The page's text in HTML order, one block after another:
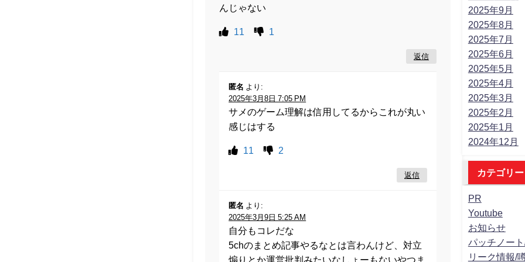
んじゃない
11 1
返信
匿名 より:
2025年3月8日 7:05 PM
サメのゲーム理解は信用してるからこれが丸い
感じはする
11 2
返信
匿名 より:
2025年3月9日 5:25 AM
自分もコレだな
5chのまとめ記事やるなとは言わんけど、対立
煽りとか運営批判みたいなしょーもないやつま
2025年9月
2025年8月
2025年7月
2025年6月
2025年5月
2025年4月
2025年3月
2025年2月
2025年1月
2024年12月
カテゴリー
PR
Youtube
お知らせ
パッチノー
リーク情報/